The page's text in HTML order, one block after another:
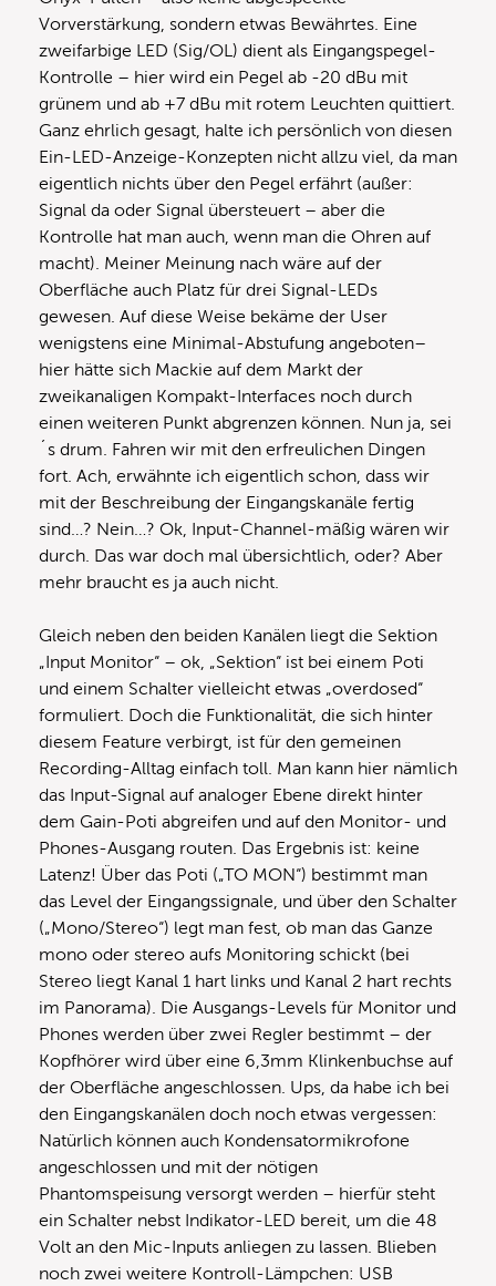
Vorverstärkung, sondern etwas Bewährtes. Eine
zweifarbige LED (Sig/OL) dient als Eingangspegel-
Kontrolle – hier wird ein Pegel ab -20 dBu mit
grünem und ab +7 dBu mit rotem Leuchten quittiert.
Ganz ehrlich gesagt, halte ich persönlich von diesen
Ein-LED-Anzeige-Konzepten nicht allzu viel, da man
eigentlich nichts über den Pegel erfährt (außer:
Signal da oder Signal übersteuert – aber die
Kontrolle hat man auch, wenn man die Ohren auf
macht). Meiner Meinung nach wäre auf der
Oberfläche auch Platz für drei Signal-LEDs
gewesen. Auf diese Weise bekäme der User
wenigstens eine Minimal-Abstufung angeboten–
hier hätte sich Mackie auf dem Markt der
zweikanaligen Kompakt-Interfaces noch durch
einen weiteren Punkt abgrenzen können. Nun ja, sei
´s drum. Fahren wir mit den erfreulichen Dingen
fort. Ach, erwähnte ich eigentlich schon, dass wir
mit der Beschreibung der Eingangskanäle fertig
sind…? Nein…? Ok, Input-Channel-mäßig wären wir
durch. Das war doch mal übersichtlich, oder? Aber
mehr braucht es ja auch nicht.
Gleich neben den beiden Kanälen liegt die Sektion
„Input Monitor“ – ok, „Sektion“ ist bei einem Poti
und einem Schalter vielleicht etwas „overdosed“
formuliert. Doch die Funktionalität, die sich hinter
diesem Feature verbirgt, ist für den gemeinen
Recording-Alltag einfach toll. Man kann hier nämlich
das Input-Signal auf analoger Ebene direkt hinter
dem Gain-Poti abgreifen und auf den Monitor- und
Phones-Ausgang routen. Das Ergebnis ist: keine
Latenz! Über das Poti („TO MON“) bestimmt man
das Level der Eingangssignale, und über den Schalter
(„Mono/Stereo“) legt man fest, ob man das Ganze
mono oder stereo aufs Monitoring schickt (bei
Stereo liegt Kanal 1 hart links und Kanal 2 hart rechts
im Panorama). Die Ausgangs-Levels für Monitor und
Phones werden über zwei Regler bestimmt – der
Kopfhörer wird über eine 6,3mm Klinkenbuchse auf
der Oberfläche angeschlossen. Ups, da habe ich bei
den Eingangskanälen doch noch etwas vergessen:
Natürlich können auch Kondensatormikrofone
angeschlossen und mit der nötigen
Phantomspeisung versorgt werden – hierfür steht
ein Schalter nebst Indikator-LED bereit, um die 48
Volt an den Mic-Inputs anliegen zu lassen. Blieben
noch zwei weitere Kontroll-Lämpchen: USB